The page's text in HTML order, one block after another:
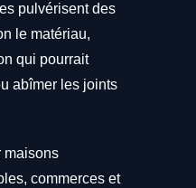
pulvérisent des
le matériau,
qui pourrait
abîmer les joints
maisons
commerces et